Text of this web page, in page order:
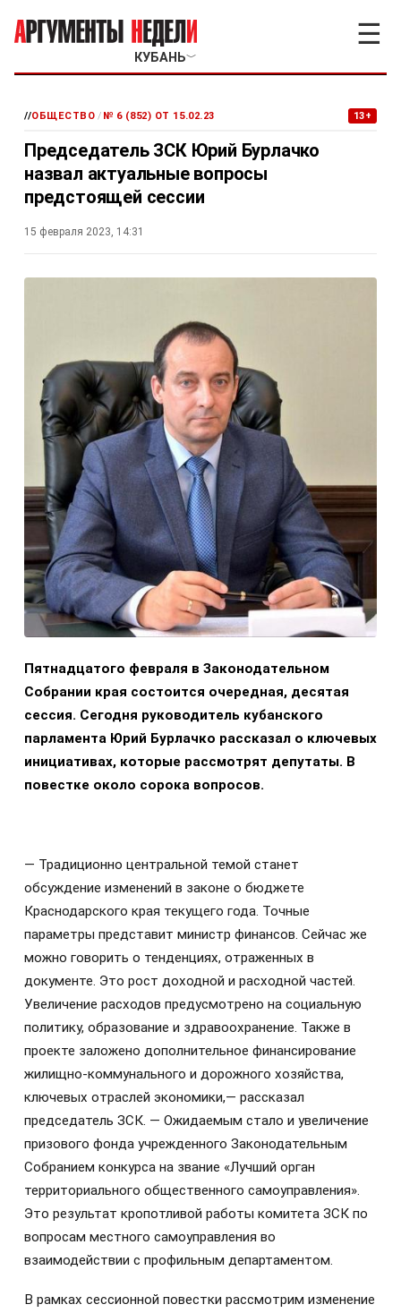
КУБАНЬ﹀
☰
//ОБЩЕСТВО / № 6 (852) ОТ 15.02.23 13+
Председатель ЗСК Юрий Бурлачко
назвал актуальные вопросы
предстоящей сессии
15 февраля 2023, 14:31
Пятнадцатого февраля в Законодательном
Собрании края состоится очередная, десятая
сессия. Сегодня руководитель кубанского
парламента Юрий Бурлачко рассказал о ключевых
инициативах, которые рассмотрят депутаты. В
повестке около сорока вопросов.
— Традиционно центральной темой станет
обсуждение изменений в законе о бюджете
Краснодарского края текущего года. Точные
параметры представит министр финансов. Сейчас же
можно говорить о тенденциях, отраженных в
документе. Это рост доходной и расходной частей.
Увеличение расходов предусмотрено на социальную
политику, образование и здравоохранение. Также в
проекте заложено дополнительное финансирование
жилищно-коммунального и дорожного хозяйства,
ключевых отраслей экономики,— рассказал
председатель ЗСК. — Ожидаемым стало и увеличение
призового фонда учрежденного Законодательным
Собранием конкурса на звание «Лучший орган
территориального общественного самоуправления».
Это результат кропотливой работы комитета ЗСК по
вопросам местного самоуправления во
взаимодействии с профильным департаментом.
В рамках сессионной повестки рассмотрим изменение